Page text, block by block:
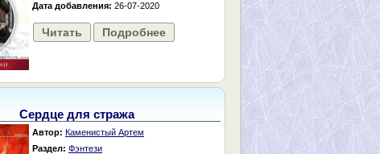
Дата добавления: 26-07-2020
Читать Подробнее
Сердце для стража
Автор: Каменистый Артем
Раздел: Фэнтези